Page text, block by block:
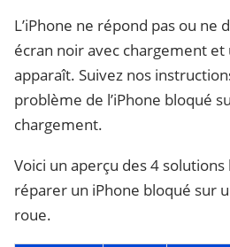
L’iPhone ne répond pas ou ne
écran noir avec chargement
apparaît. Suivez nos
problème de l’iPhone bloqué
chargement.
Voici un aperçu des 4
réparer un iPhone bloqué sur
roue.